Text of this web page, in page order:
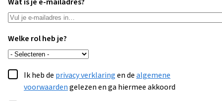
Welke rol heb je?
Ik heb de privacy verklaringen dealgemene
voorwaardengelezen en ga hiermee akkoord